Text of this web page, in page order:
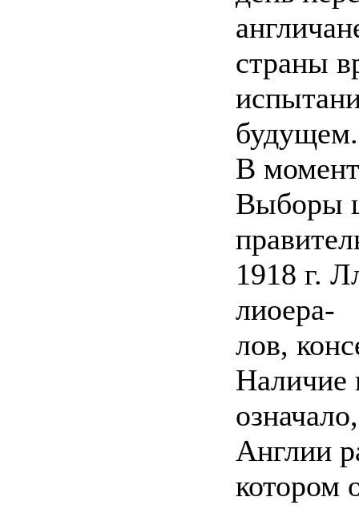
страны
будущем.
В
Выборы
1918 г.
лиоера-
лов,
Наличие
Англии
котором